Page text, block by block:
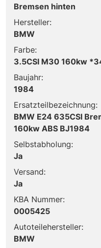
Bremsen hinten
Hersteller:
BMW
Farbe:
3.5CSI M30 160kw
Baujahr:
1984
Ersatzteilbezeichnung:
BMW E24 635CSI
160kw ABS BJ1984
Selbstabholung:
Ja
Versand:
Ja
KBA Nummer:
0005425
Autoteilehersteller:
BMW